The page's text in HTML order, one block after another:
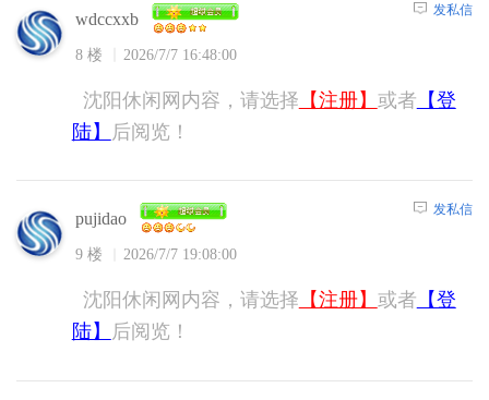
wdccxxb
8 楼 2026/7/7 16:48:00
发私信
沈阳休闲网内容，请选择 【注册】 或者 【登
陆】
后阅览！
pujidao
9 楼 2026/7/7 19:08:00
发私信
沈阳休闲网内容，请选择 【注册】 或者 【登
陆】
后阅览！